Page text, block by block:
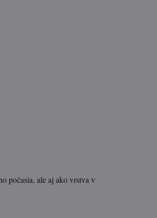
počasia, ale aj ako vrstva v